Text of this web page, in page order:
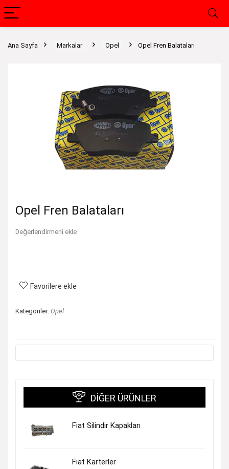
Ana Sayfa Markalar Opel Opel Fren Balataları
Opel Fren Balataları
Değerlendirmeni ekle
Favorilere ekle
Kategoriler: Opel
DIĞER ÜRÜNLER
Fiat Silindir Kapakları
Fiat Karterler